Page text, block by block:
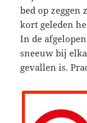
bed op
kort geleden
In de
sneeuw bij
gevallen is.